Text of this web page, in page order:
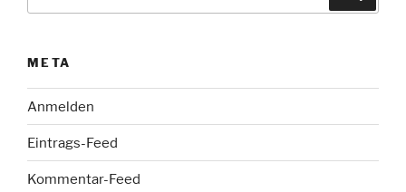
META
Anmelden
Eintrags-Feed
Kommentar-Feed